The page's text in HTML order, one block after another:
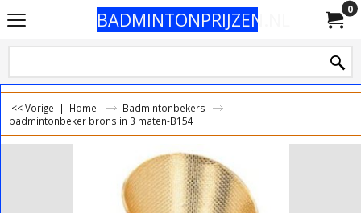
BADMINTONPRIJZEN.NL 0
<< Vorige | Home
Badmintonbekers
badmintonbeker brons in 3 maten-B154